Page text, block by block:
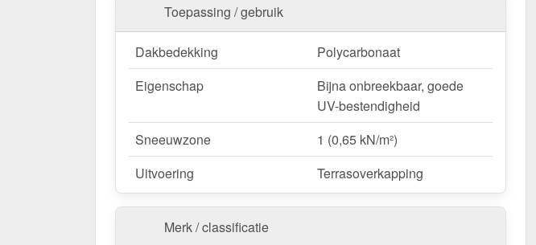
Toepassing / gebruik
Dakbedekking
Polycarbonaat
Eigenschap
Bijna onbreekbaar, goede
UV-bestendigheid
Sneeuwzone
1 (0,65 kN/m²)
Uitvoering
Terrasoverkapping
Merk / classificatie